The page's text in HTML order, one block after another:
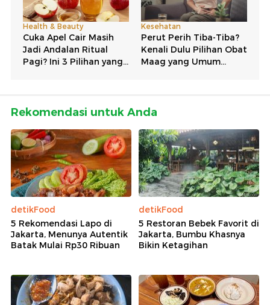
Rekomendasi untuk Anda
detikFood
5 Rekomendasi Lapo di
Jakarta, Menunya Autentik
Batak Mulai Rp30 Ribuan
detikFood
5 Restoran Bebek Favorit di
Jakarta, Bumbu Khasnya
Bikin Ketagihan